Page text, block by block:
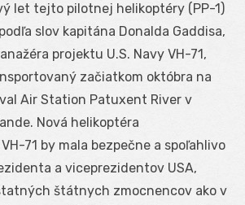
let tejto pilotnej helikoptéry (PP-1)
slov kapitána Donalda Gaddisa,
projektu U.S. Navy VH-71,
začiatkom októbra na
Air Station Patuxent River v
Nová helikoptéra
71 by mala bezpečne a spoľahlivo
a viceprezidentov USA,
štátnych zmocnencov ako v